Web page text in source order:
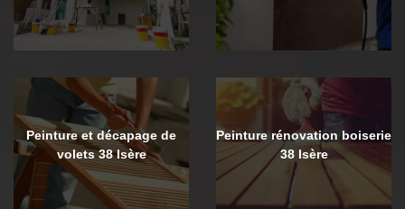
Peinture et décapage de
volets 38 Isère
Peinture rénovation boiserie
38 Isère